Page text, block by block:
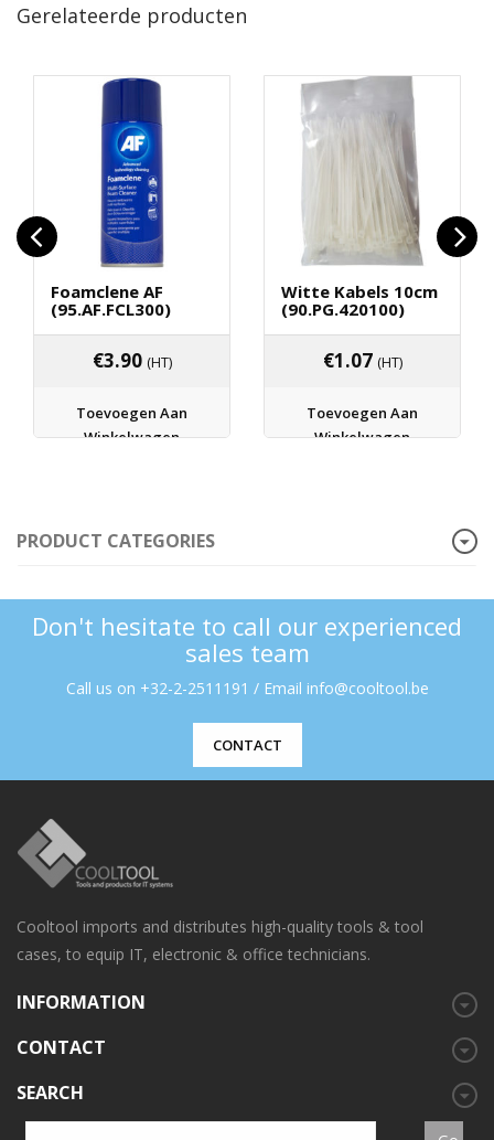
Gerelateerde producten
Foamclene AF
(95.AF.FCL300)
€3.90 (HT)
Toevoegen Aan
Winkelwagen
Witte Kabels 10cm
(90.PG.420100)
€1.07 (HT)
Toevoegen Aan
Winkelwagen
PRODUCT CATEGORIES
Don't hesitate to call our experienced
sales team
Call us on +32-2-2511191 / Email info@cooltool.be
CONTACT
Cooltool imports and distributes high-quality tools & tool
cases, to equip IT, electronic & office technicians.
INFORMATION
CONTACT
SEARCH